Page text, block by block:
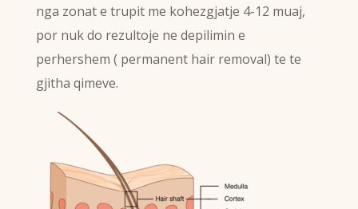
nga zonat e trupit me kohezgjatje 4-12 muaj,
por nuk do rezultoje ne depilimin e
perhershem ( permanent hair removal) te te
gjitha qimeve.